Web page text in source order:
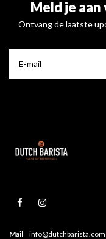
Meld je
Ontvang de laatste
Mail info@dutchbarista.com